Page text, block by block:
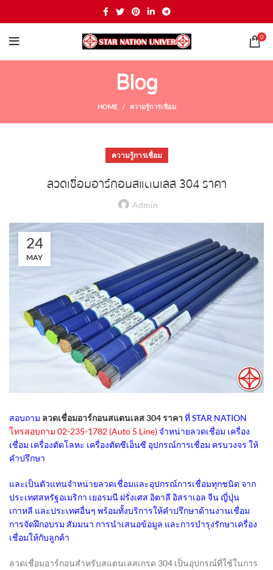
0
Blog
HOME ความรู้การเชื่อม
ความรู้การเชื่อม
ลวดเชื่อมอาร์กอนสแตนเลส 304 ราคา
Admin
24
MAY
สอบถาม ลวดเชื่อมอาร์กอนสแตนเลส 304 ราคา ที่ STAR NATION
โทรสอบถาม 02-235-1782 (Auto 5 Line)จำหน่ายลวดเชื่อม เครื่อง
เชื่อม เครื่องตัดโลหะ เครื่องตัดซีเอ็นซี อุปกรณ์การเชื่อม ครบวงจร ให้
คำปรึกษา
และเป็นตัวแทนจำหน่ายลวดเชื่อมและอุปกรณ์การเชื่อมทุกชนิด จาก
ประเทศสหรัฐอเมริกา เยอรมนี ฝรั่งเศส อิตาลี อิสราเอล จีน ญี่ปุ่น
เกาหลี และประเทศอื่นๆ พร้อมทั้งบริการให้คำปรึกษาด้านงานเชื่อม
การจัดฝึกอบรม สัมมนา การนำเสนอข้อมูล และการบำรุงรักษาเครื่อง
เชื่อมให้กับลูกค้า
ลวดเชื่อมอาร์กอนสำหรับสแตนเลสเกรด 304 เป็นอุปกรณ์ที่ใช้ในการ